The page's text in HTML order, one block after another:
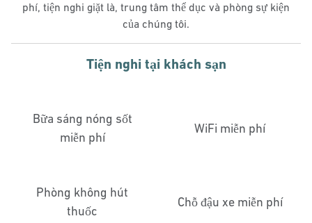
phí, tiện nghi giặt là, trung tâm thể dục và phòng sự kiện
của chúng tôi.
Tiện nghi tại khách sạn
Bữa sáng nóng sốt
miễn phí
WiFi miễn phí
Phòng không hút
thuốc
Chỗ đậu xe miễn phí